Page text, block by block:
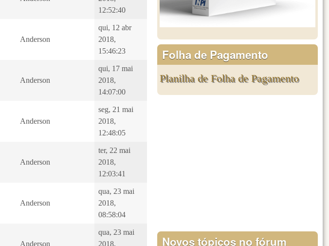
12:52:40
Anderson
qui, 12 abr
2018,
15:46:23
Anderson
qui, 17 mai
2018,
14:07:00
Anderson
seg, 21 mai
2018,
12:48:05
Anderson
ter, 22 mai
2018,
12:03:41
Anderson
qua, 23 mai
2018,
08:58:04
Anderson
qua, 23 mai
2018,
Folha de Pagamento
Planilha de Folha de Pagamento
Novos tópicos no fórum